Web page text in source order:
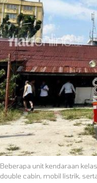
Beberapa unit kendaraan
double cabin, mobil listrik,